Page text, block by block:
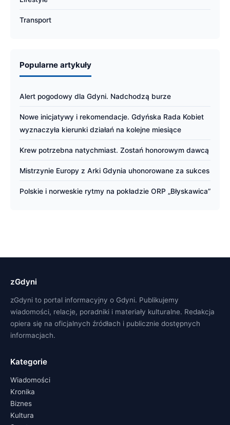
Transport
Popularne artykuły
Alert pogodowy dla Gdyni. Nadchodzą burze
Nowe inicjatywy i rekomendacje. Gdyńska Rada Kobiet
wyznaczyła kierunki działań na kolejne miesiące
Krew potrzebna natychmiast. Zostań honorowym dawcą
Mistrzynie Europy z Arki Gdynia uhonorowane za sukces
Polskie i norweskie rytmy na pokładzie ORP „Błyskawica”
zGdyni
zGdyni to portal informacyjny o Gdyni. Publikujemy
wiadomości, relacje, poradniki i materiały kulturalne. Redakcja
opiera się na oficjalnych źródłach i publicznie dostępnych
informacjach.
Kategorie
Wiadomości
Kronika
Biznes
Kultura